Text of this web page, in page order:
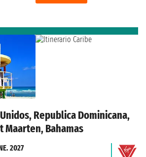
Republica Dominicana,
Maarten, Bahamas
2027